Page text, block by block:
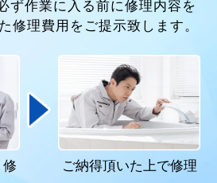
ず作業に入る前に修理内容を
修理費用をご提示致します。
修
ご納得頂いた上で修理